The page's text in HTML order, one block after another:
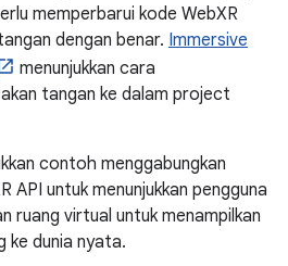
memperbarui kode WebXR
dengan benar. Immersive
menunjukkan cara
tangan ke dalam project
contoh menggabungkan
API untuk menunjukkan pengguna
ruang virtual untuk menampilkan
ke dunia nyata.